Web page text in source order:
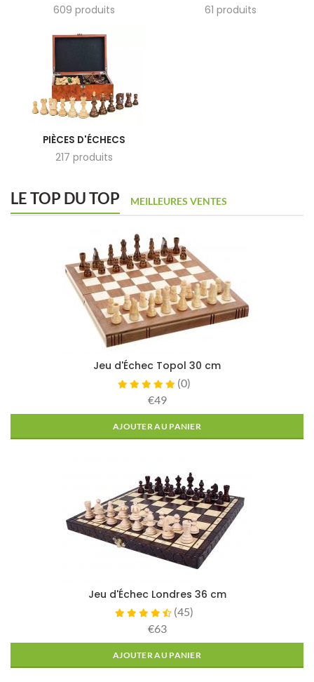
609 produits 61 produits
PIÈCES D'ÉCHECS
217 produits
LE TOP DU TOP MEILLEURES VENTES
Jeu d'Échec Topol 30 cm
(0)
€49
AJOUTER AU PANIER
Jeu d'Échec Londres 36 cm
(45)
€63
AJOUTER AU PANIER